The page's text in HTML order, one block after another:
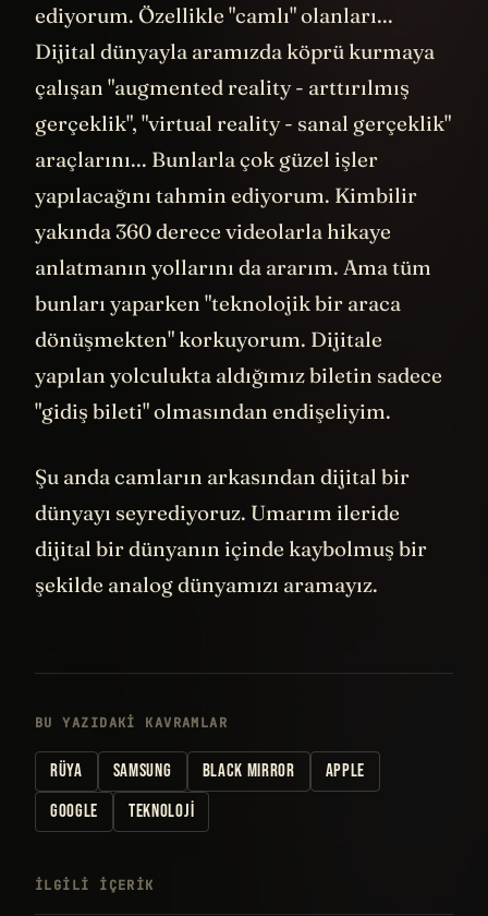
ediyorum. Özellikle "camlı" olanları...
Dijital dünyayla aramızda köprü kurmaya
çalışan "augmented reality - arttırılmış
gerçeklik", "virtual reality - sanal gerçeklik"
araçlarını... Bunlarla çok güzel işler
yapılacağını tahmin ediyorum. Kimbilir
yakında 360 derece videolarla hikaye
anlatmanın yollarını da ararım. Ama tüm
bunları yaparken "teknolojik bir araca
dönüşmekten" korkuyorum. Dijitale
yapılan yolculukta aldığımız biletin sadece
"gidiş bileti" olmasından endişeliyim.
Şu anda camların arkasından dijital bir
dünyayı seyrediyoruz. Umarım ileride
dijital bir dünyanın içinde kaybolmuş bir
şekilde analog dünyamızı aramayız.
BU YAZIDAKI KAVRAMLAR
RÜYA SAMSUNG BLACK MIRROR
APPLE
GOOGLE
TEKNOLOJI
İLGILI IÇERIK